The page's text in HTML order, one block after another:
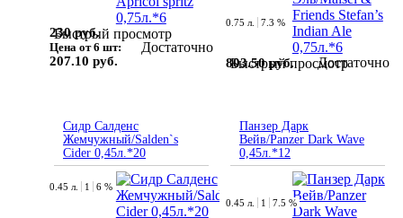
Быстрый просмотр
230 руб.
Цена от 6 шт:
207.10 руб.
Достаточно
Быстрый просмотр
0.75 л. 7.3 %
803.50 руб. Достаточно
Сидр Салденс
Жемчужный/Salden`s
Cider 0,45л.*20
0.45 л. 1 6 %
Панзер Дарк
Вейв/Panzer Dark Wave
0,45л.*12
0.45 л. 1 7.5 %